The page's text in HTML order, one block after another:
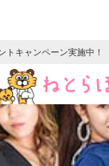
トキャンペーン実施中！
ニュース
クイズ